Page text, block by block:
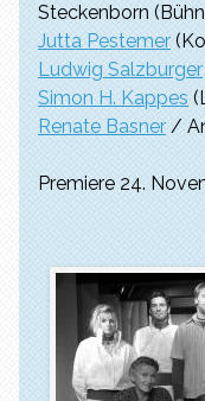
Steckenborn
Jutta Pestemer
Ludwig Salzburger
Simon H. Kappes
Renate Basner /
Premiere 24.